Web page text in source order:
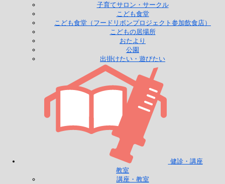
子育てサロン・サークル
こども食堂
こども食堂（フードリボンプロジェクト参加飲食店）
こどもの居場所
おたより
公園
出掛けたい・遊びたい
健診・講座
教室
講座・教室